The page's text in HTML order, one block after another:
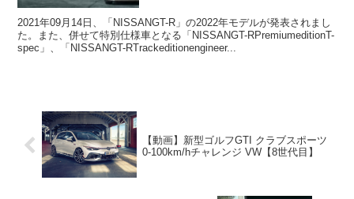
2021年09月14日、「NISSANGT-R」の2022年モデルが発表されまし
た。また、併せて特別仕様車となる「NISSANGT-RPremiumeditionT-
spec」、「NISSANGT-RTrackeditionengineer...
【動画】新型ゴルフGTI クラブスポーツ
0-100km/hチャレンジ VW【8世代目】